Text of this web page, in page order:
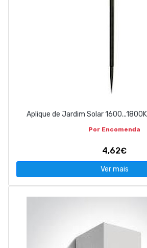
Aplique de Jardim Solar
Por Encomenda
4,62€
Ver mais